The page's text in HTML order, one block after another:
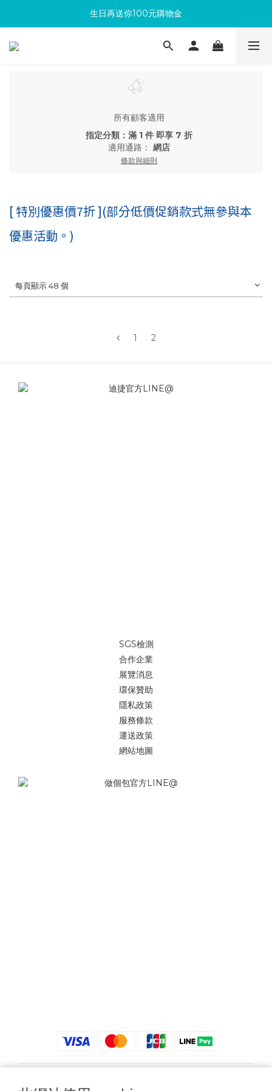
滿300回饋10%購物金
生日再送你100元購物金
加入成為新會員 馬上領取50元購物金
所有顧客適用
指定分類：滿 1 件 即享 7 折
適用通路： 網店
條款與細則
[ 特別優惠價7折 ](部分低價促銷款式無參與本
優惠活動。)
每頁顯示 48 個
1 2
SGS檢測
合作企業
展覽消息
環保贊助
隱私政策
服務條款
運送政策
網站地圖
$ TWD 繁體中文